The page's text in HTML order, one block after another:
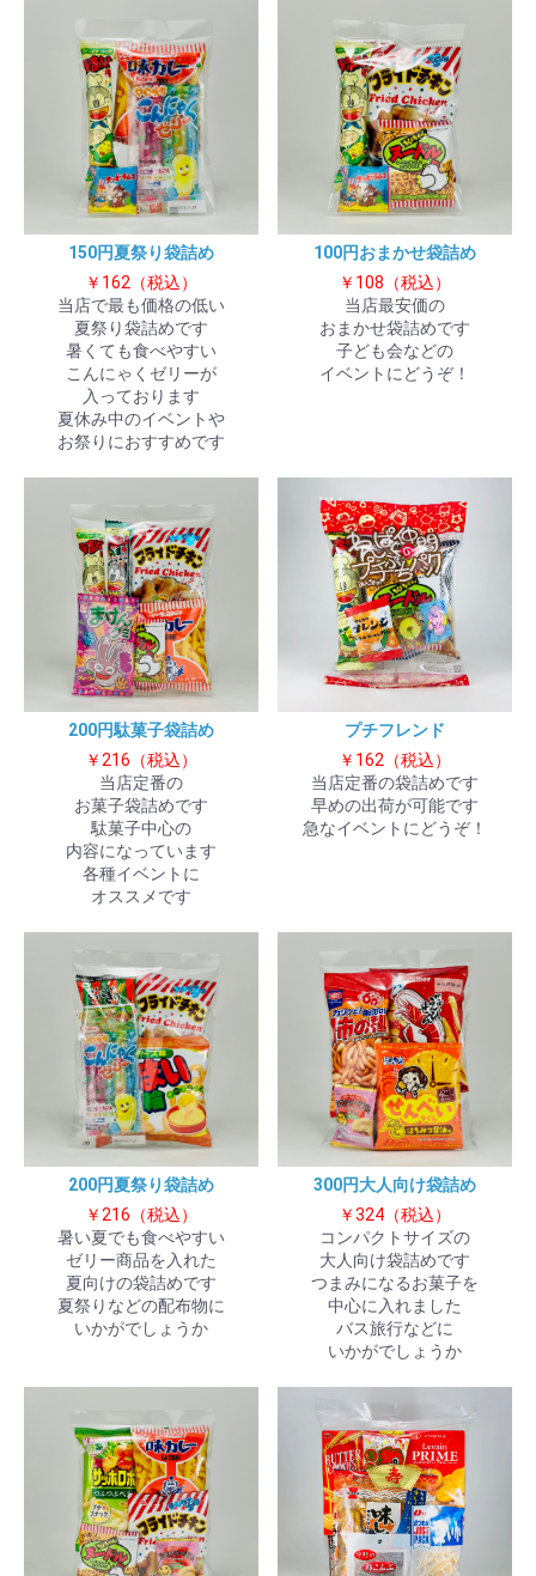
150円夏祭り袋詰め
￥162（税込）
当店で最も価格の低い
夏祭り袋詰めです
暑くても食べやすい
こんにゃくゼリーが
入っております
夏休み中のイベントや
お祭りにおすすめです
100円おまかせ袋詰め
￥108（税込）
当店最安価の
おまかせ袋詰めです
子ども会などの
イベントにどうぞ！
200円駄菓子袋詰め
￥216（税込）
当店定番の
お菓子袋詰めです
駄菓子中心の
内容になっています
各種イベントに
オススメです
プチフレンド
￥162（税込）
当店定番の袋詰めです
早めの出荷が可能です
急なイベントにどうぞ！
200円夏祭り袋詰め
￥216（税込）
暑い夏でも食べやすい
ゼリー商品を入れた
夏向けの袋詰めです
夏祭りなどの配布物に
いかがでしょうか
300円大人向け袋詰め
￥324（税込）
コンパクトサイズの
大人向け袋詰めです
つまみになるお菓子を
中心に入れました
バス旅行などに
いかがでしょうか